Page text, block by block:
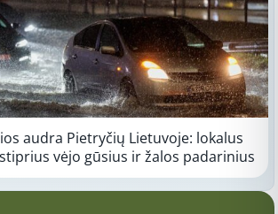
audra Pietryčių Lietuvoje: lokalus
vėjo gūsius ir žalos padarinius